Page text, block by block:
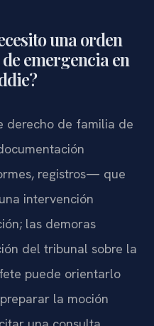
una orden
emergencia en
derecho de familia de
registros— que
intervención
las demoras
del tribunal sobre la
puede orientarlo
la moción